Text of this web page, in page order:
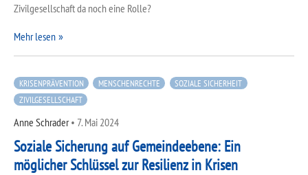
Zivilgesellschaft da noch eine Rolle?
Mehr lesen
KRISENPRÄVENTION MENSCHENRECHTE
SOZIALE SICHERHEIT
ZIVILGESELLSCHAFT
Anne Schrader• 7. Mai 2024
Soziale Sicherung auf Gemeindeebene: Ein
möglicher Schlüssel zur Resilienz in Krisen